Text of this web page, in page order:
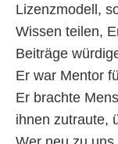
Lizenzmodell,
Wissen teilen,
Beiträge
Er war Mentor
Er brachte
ihnen zutraute,